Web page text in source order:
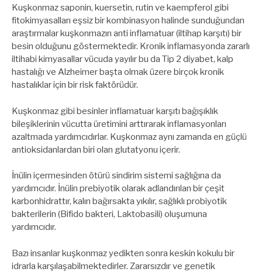
Kuşkonmaz saponin, kuersetin, rutin ve kaempferol gibi
fitokimyasalları eşsiz bir kombinasyon halinde sunduğundan
araştırmalar kuşkonmazın anti inflamatuar (iltihap karşıtı) bir
besin olduğunu göstermektedir. Kronik inflamasyonda zararlı
iltihabi kimyasallar vücuda yayılır bu da Tip 2 diyabet, kalp
hastalığı ve Alzheimer başta olmak üzere birçok kronik
hastalıklar için bir risk faktörüdür.
Kuşkonmaz gibi besinler inflamatuar karşıtı bağışıklık
bileşiklerinin vücutta üretimini arttırarak inflamasyonları
azaltmada yardımcıdırlar. Kuşkonmaz aynı zamanda en güçlü
antioksidanlardan biri olan glutatyonu içerir.
İnülin içermesinden ötürü sindirim sistemi sağlığına da
yardımcıdır. İnülin prebiyotik olarak adlandırılan bir çeşit
karbonhidrattır, kalın bağırsakta yıkılır, sağlıklı probiyotik
bakterilerin (Bifido bakteri, Laktobasili) oluşumuna
yardımcıdır.
Bazı insanlar kuşkonmaz yedikten sonra keskin kokulu bir
idrarla karşılaşabilmektedirler. Zararsızdır ve genetik